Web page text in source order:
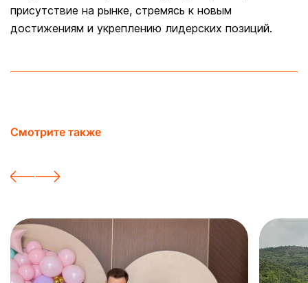
присутствие на рынке, стремясь к новым
достижениям и укреплению лидерских позиций.
Смотрите также